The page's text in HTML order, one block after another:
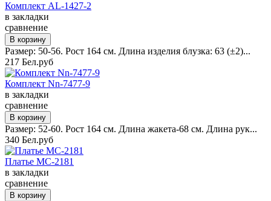
Комплект AL-1427-2
в закладки
сравнение
Размер: 50-56. Рост 164 см. Длина изделия блузка: 63 (±2)...
217 Бел.руб
Комплект Nn-7477-9
в закладки
сравнение
Размер: 52-60. Рост 164 см. Длина жакета-68 см. Длина рук...
340 Бел.руб
Платье MC-2181
в закладки
сравнение